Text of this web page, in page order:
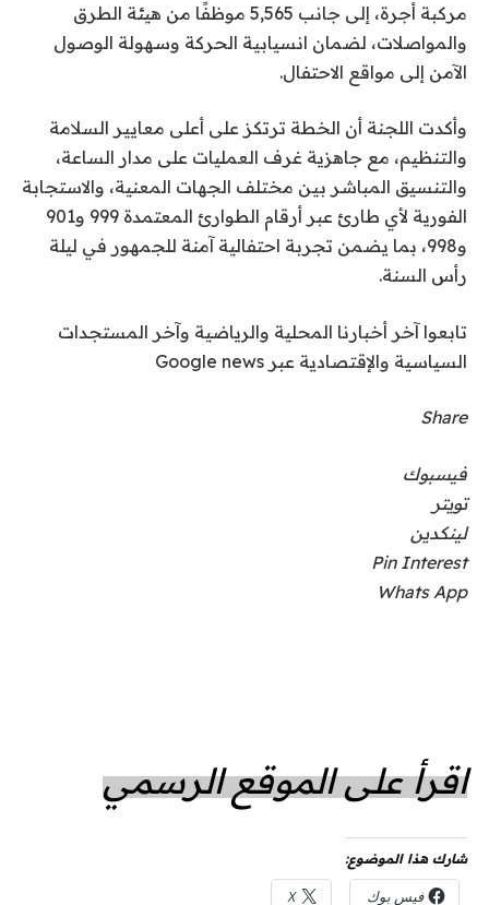
مركبة أجرة، إلى جانب 5,565 موظفًا من هيئة الطرق
والمواصلات، لضمان انسيابية الحركة وسهولة الوصول
الآمن إلى مواقع الاحتفال.
وأكدت اللجنة أن الخطة ترتكز على أعلى معايير السلامة
والتنظيم، مع جاهزية غرف العمليات على مدار الساعة،
والتنسيق المباشر بين مختلف الجهات المعنية، والاستجابة
الفورية لأي طارئ عبر أرقام الطوارئ المعتمدة 999 و901
و998، بما يضمن تجربة احتفالية آمنة للجمهور في ليلة
رأس السنة.
تابعوا آخر أخبارنا المحلية والرياضية وآخر المستجدات
السياسية والإقتصادية عبر Google news
Share
فيسبوك
تويتر
لينكدين
Pin Interest
Whats App
اقرأ على الموقع الرسمي
شارك هذا الموضوع:
فيس بوك X